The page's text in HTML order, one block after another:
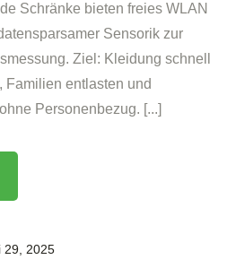
Schränke bieten freies WLAN
Sensorik zur
Ziel: Kleidung schnell
Familien entlasten und
Personenbezug. [...]
29, 2025